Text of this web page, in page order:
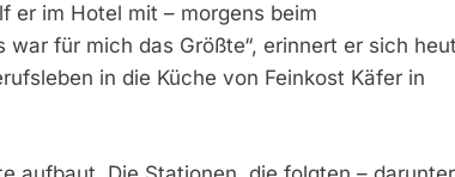
er im Hotel mit – morgens beim
für mich das Größte“, erinnert er sich
in die Küche von Feinkost Käfer in